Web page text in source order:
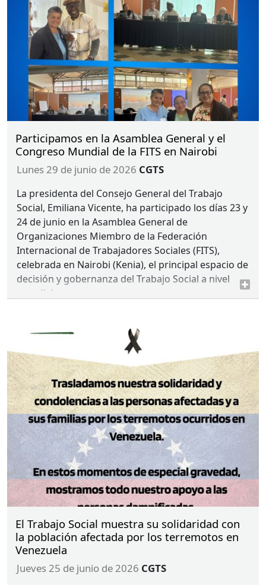
Participamos en la Asamblea General y el
Congreso Mundial de la FITS en Nairobi
lunes 29 de junio de 2026 CGTS
La presidenta del Consejo General del Trabajo
Social, Emiliana Vicente, ha participado los días 23 y
24 de junio en la Asamblea General de
Organizaciones Miembro de la Federación
Internacional de Trabajadores Sociales (FITS),
celebrada en Nairobi (Kenia), el principal espacio de
decisión y gobernanza del Trabajo Social a nivel
mundial.
Social en este encuentro internacional reafirma su
compromiso con la construcción de una profesión
global sólida, basada en los principios éticos, la
cooperación internacional y la defensa de los
derechos humanos, contribuyendo activamente a
los debates que marcan el presente y el futuro del
Trabajo Social a escala mundial.
Felicitamos aEva Ponce de León, miembro de la
Asociación Filipina de Trabajadores Sociales, como
nueva presidenta de laFITSMundial, así como al
resto de miembros electos.
La próxima Asamblea y la Conferencia Mundial de
Desarrollo Social y Trabajo Social (SWSD) se
celebrará en París en 2028, coincidiendo con la
conmemoración del centenario de la Federación.
MÁS INFORMACIÓNASAMBLEA–
El Trabajo Social muestra su solidaridad con
la población afectada por los terremotos en
Venezuela
jueves 25 de junio de 2026 CGTS